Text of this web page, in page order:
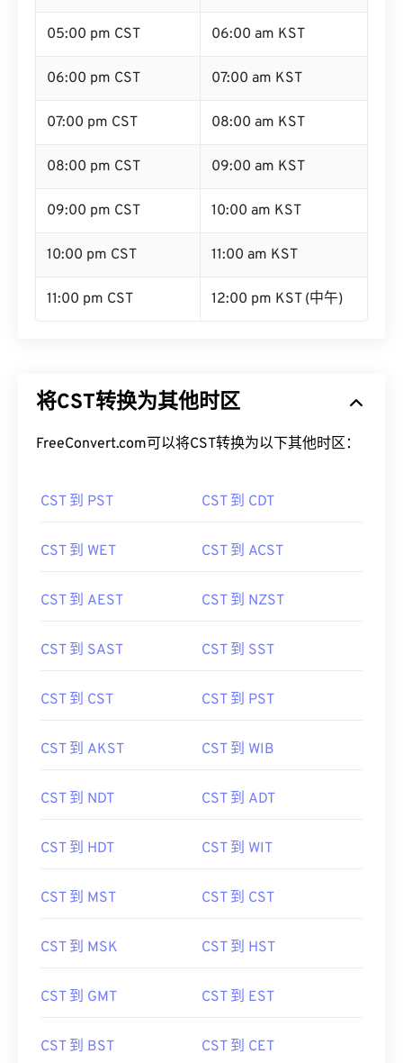
05:00 pm CST 06:00 am KST
06:00 pm CST 07:00 am KST
07:00 pm CST 08:00 am KST
08:00 pm CST 09:00 am KST
09:00 pm CST 10:00 am KST
10:00 pm CST 11:00 am KST
11:00 pm CST 12:00 pm KST (中午)
将CST转换为其他时区
FreeConvert.com可以将CST转换为以下其他时区：
CST 到 PST CST 到 CDT
CST 到 WET CST 到 ACST
CST 到 AEST CST 到 NZST
CST 到 SAST CST 到 SST
CST 到 CST CST 到 PST
CST 到 AKST CST 到 WIB
CST 到 NDT CST 到 ADT
CST 到 HDT CST 到 WIT
CST 到 MST CST 到 CST
CST 到 MSK CST 到 HST
CST 到 GMT CST 到 EST
CST 到 BST CST 到 CET